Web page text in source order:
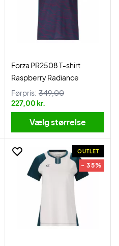
Forza PR2508 T-shirt
Raspberry Radiance
Førpris: 349,00
227,00 kr.
Vælg størrelse
OUTLET
- 35%